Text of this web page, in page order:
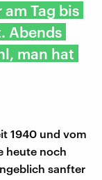
Tag bis
Abends
man hat
1940 und vom
heute noch
sanfter